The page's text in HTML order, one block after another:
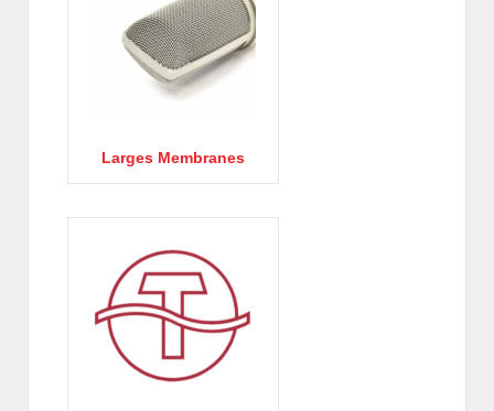
Larges Membranes